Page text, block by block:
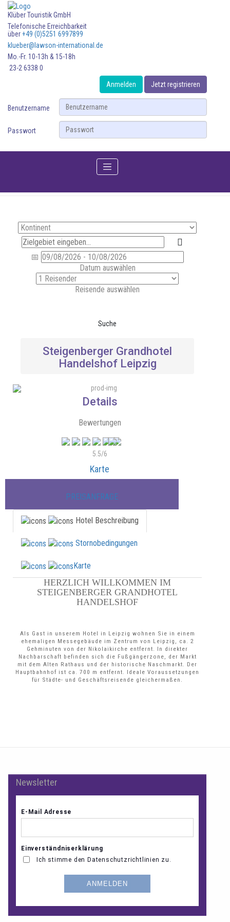
Klüber Touristik GmbH
Telefonische Erreichbarkeit
über+49 (0)5251 6997899
klueber@lawson-international.de
Mo.-Fr. 10-13h & 15-18h
23-2 6338 0
Anmelden
Jetzt registrieren
Benutzername
Passwort
Datum auswählen
Reisende auswählen
Suche
Steigenberger Grandhotel
Handelshof Leipzig
Details
Bewertungen
5.5/6
Karte
PREISANFRAGE
Hotel Beschreibung
Stornobedingungen
Karte
HERZLICH WILLKOMMEN IM
STEIGENBERGER GRANDHOTEL
HANDELSHOF
Als Gast in unserem Hotel in Leipzig wohnen Sie in einem
ehemaligen Messegebäude im Zentrum von Leipzig, ca. 2
Gehminuten von der Nikolaikirche entfernt. In direkter
Nachbarschaft befinden sich die Fußgängerzone, der Markt
mit dem Alten Rathaus und der historische Naschmarkt. Der
Hauptbahnhof ist ca. 700 m entfernt. Ideale Voraussetzungen
für Städte- und Geschäftsreisende gleichermaßen.
Newsletter